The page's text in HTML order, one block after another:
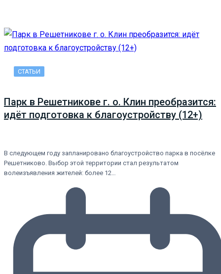
СТАТЬИ
Парк в Решетникове г. о. Клин преобразится:
идёт подготовка к благоустройству (12+)
В следующем году запланировано благоустройство парка в посёлке
Решетниково. Выбор этой территории стал результатом
волеизъявления жителей: более 12…